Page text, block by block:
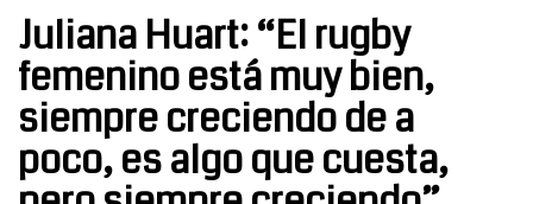
Juliana Huart: “El rugby
femenino está muy bien,
siempre creciendo de a
poco, es algo que cuesta,